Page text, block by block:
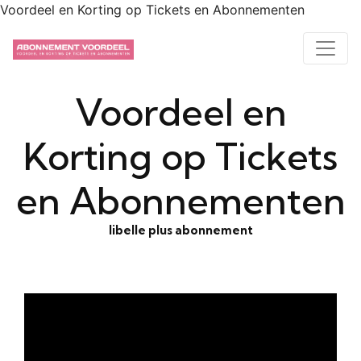
Voordeel en Korting op Tickets en Abonnementen
Voordeel en
Korting op Tickets
en Abonnementen
libelle plus abonnement